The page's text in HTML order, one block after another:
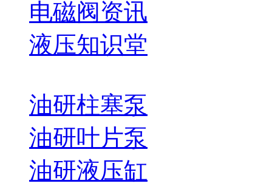
电磁阀资讯
液压知识堂
油研柱塞泵
油研叶片泵
油研液压缸